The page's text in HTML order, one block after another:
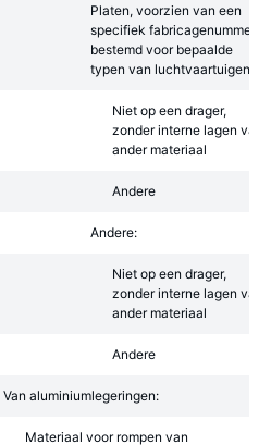
Platen, voorzien van een
specifiek fabricagenummer,
bestemd voor bepaalde
typen van luchtvaartuigen:
Niet op een drager,
zonder interne lagen van
ander materiaal
Andere
Andere:
Niet op een drager,
zonder interne lagen van
ander materiaal
Andere
Van aluminiumlegeringen:
Materiaal voor rompen van